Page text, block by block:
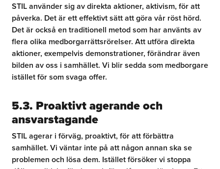
STIL använder sig av direkta aktioner, aktivism, för att
påverka. Det är ett effektivt sätt att göra vår röst hörd.
Det är också en traditionell metod som har använts av
flera olika medborgarrättsrörelser. Att utföra direkta
aktioner, exempelvis demonstrationer, förändrar även
bilden av oss i samhället. Vi blir sedda som medborgare
istället för som svaga offer.
5.3. Proaktivt agerande och
ansvarstagande
STIL agerar i förväg, proaktivt, för att förbättra
samhället. Vi väntar inte på att någon annan ska se
problemen och lösa dem. Istället försöker vi stoppa